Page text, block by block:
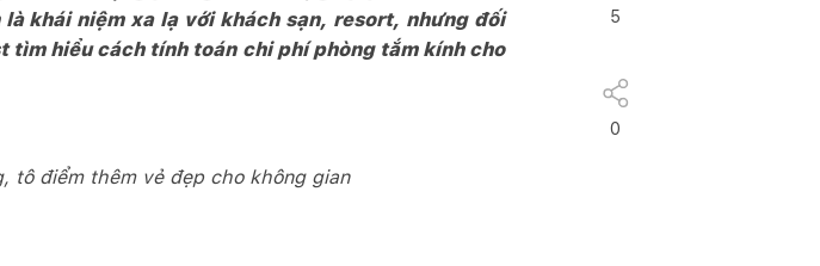
khái niệm xa lạ với khách sạn, resort, nhưng đối
tìm hiểu cách tính toán chi phí phòng tắm kính cho
tô điểm thêm vẻ đẹp cho không gian
5
0